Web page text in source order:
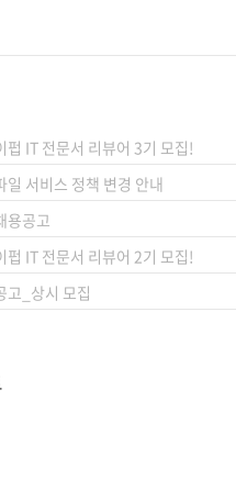
어..
하고 있는지 자문하면 쉽게
다는 구호만 외치고 교실에
육이 그다지 없었기 때문이라
그래머처럼 생각하라: 문제 해
반 사고법》은 프로그래머들
모델 기반 사고법을 설명하는
웨어 개발 ..
펍 IT 전문서 리뷰어 3기 모집!
일 서비스 정책 변경 안내
용공고
펍 IT 전문서 리뷰어 2기 모집!
고_상시 모집